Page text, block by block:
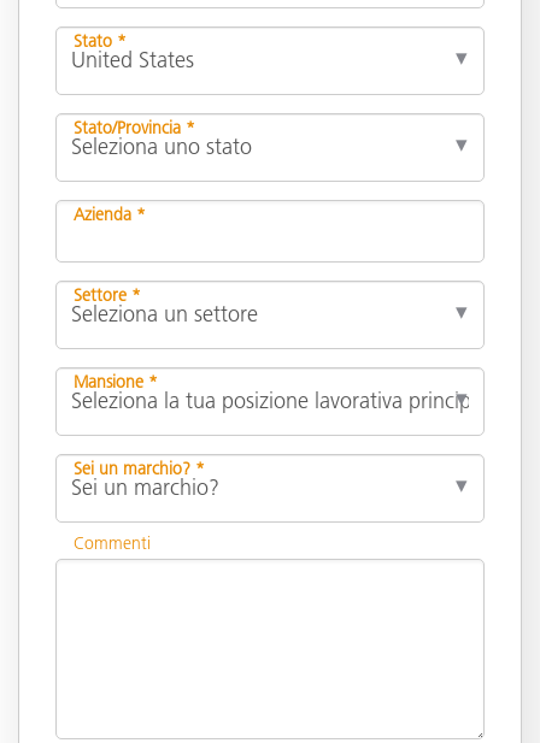
Stato *
Stato/Provincia *
Azienda *
Settore *
Mansione *
Sei un marchio? *
Commenti